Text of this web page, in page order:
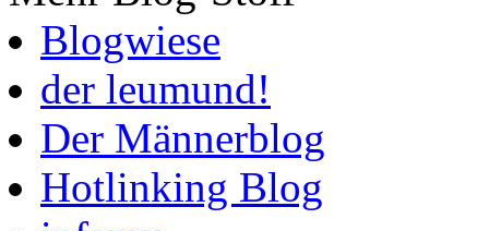
Blogwiese
der leumund!
Der Männerblog
Hotlinking Blog